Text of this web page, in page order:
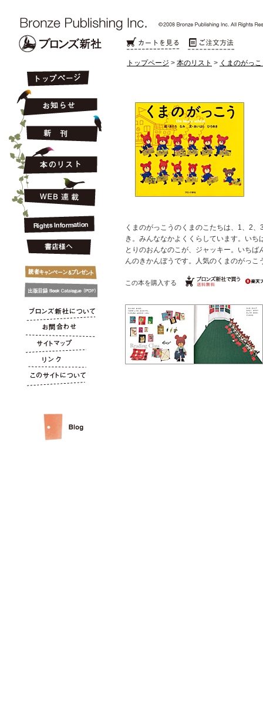
トップページ > 本のリスト > くまのがっ
くまのがっこうのくまのこたちは、1、2
き。みんななかよくくらしています。いち
とりのおんなのこが、ジャッキー。いちば
んのきかんぼうです。人気のくまのがっこ
この本を購入する